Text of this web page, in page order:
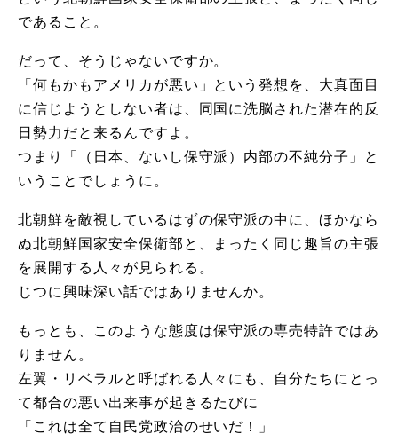
であること。
だって、そうじゃないですか。
「何もかもアメリカが悪い」という発想を、大真面目
に信じようとしない者は、同国に洗脳された潜在的反
日勢力だと来るんですよ。
つまり「（日本、ないし保守派）内部の不純分子」と
いうことでしょうに。
北朝鮮を敵視しているはずの保守派の中に、ほかなら
ぬ北朝鮮国家安全保衛部と、まったく同じ趣旨の主張
を展開する人々が見られる。
じつに興味深い話ではありませんか。
もっとも、このような態度は保守派の専売特許ではあ
りません。
左翼・リベラルと呼ばれる人々にも、自分たちにとっ
て都合の悪い出来事が起きるたびに
「これは全て自民党政治のせいだ！」